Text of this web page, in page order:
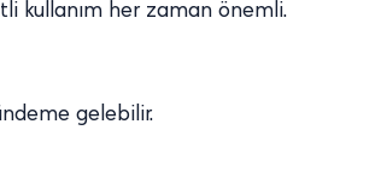
kullanım her zaman önemli.
gelebilir.